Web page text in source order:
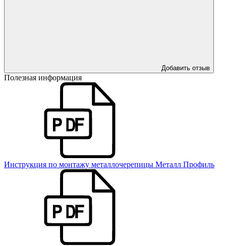
Добавить отзыв
Полезная информация
Инструкция по монтажу металлочерепицы Металл Профиль